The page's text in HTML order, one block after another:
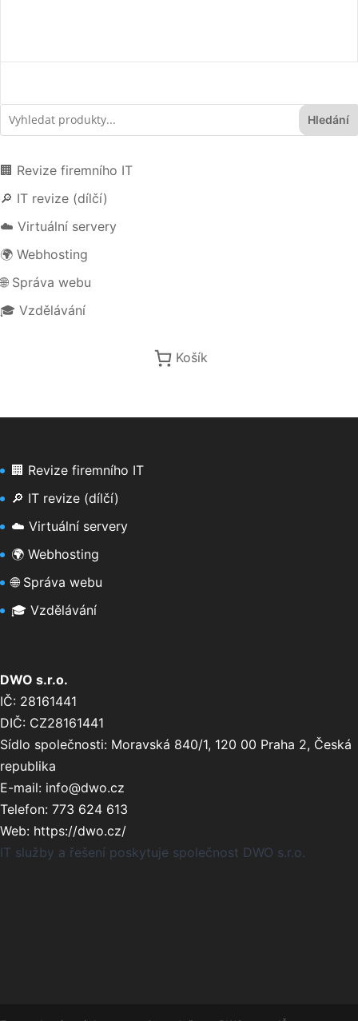
Hledání
🏢 Revize firemního IT
🔎 IT revize (dílčí)
☁️ Virtuální servery
🌍 Webhosting
🌐 Správa webu
🎓 Vzdělávání
Košík
🏢 Revize firemního IT
🔎 IT revize (dílčí)
☁️ Virtuální servery
🌍 Webhosting
🌐 Správa webu
🎓 Vzdělávání
DWO s.r.o.
IČ: 28161441
DIČ: CZ28161441
Sídlo společnosti: Moravská 840/1, 120 00 Praha 2, Česká
republika
E-mail: info@dwo.cz
Telefon: 773 624 613
Web: https://dwo.cz/
IT služby a řešení poskytuje společnost DWO s.r.o.